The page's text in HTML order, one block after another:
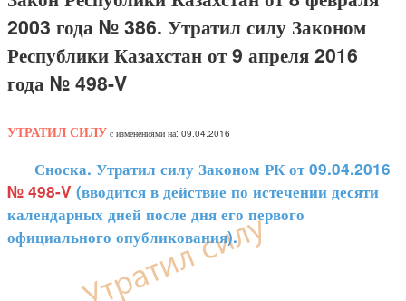
2003 года № 386. Утратил силу Законом
Республики Казахстан от 9 апреля 2016
года № 498-V
УТРАТИЛ СИЛУ с изменениями на: 09.04.2016
Сноска. Утратил силу Законом РК от 09.04.2016
№ 498-V (вводится в действие по истечении десяти
календарных дней после дня его первого
официального опубликования).